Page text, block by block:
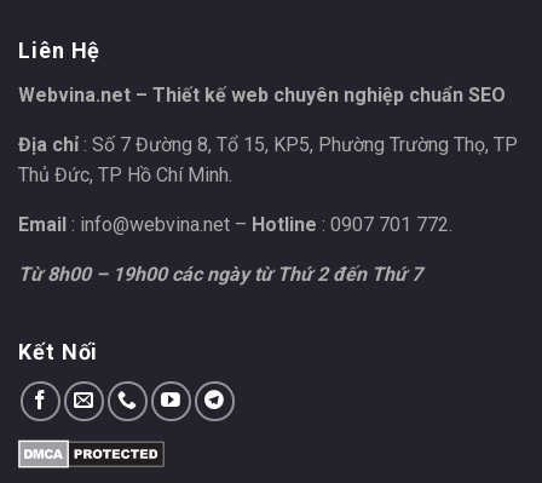
Liên Hệ
Webvina.net – Thiết kế web chuyên nghiệp chuẩn SEO
Địa chỉ : Số 7 Đường 8, Tổ 15, KP5, Phường Trường Thọ, TP
Thủ Đức, TP Hồ Chí Minh.
Email : info@webvina.net – Hotline : 0907 701 772.
Từ 8h00 – 19h00 các ngày từ Thứ 2 đến Thứ 7
Kết Nối